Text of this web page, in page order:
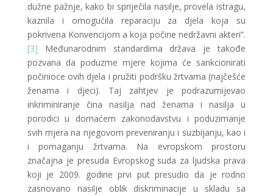
dužne pažnje, kako bi spriječila nasilje, provela istragu,
kaznila i omogućila reparaciju za djela koja su
pokrivena Konvencijom a koja počine nedržavni akteri”.
[3] Međunarodnim standardima država je takođe
pozvana da poduzme mjere kojima će sankcionirati
počinioce ovih djela i pružiti podršku žrtvama (najčešće
ženama i djeci). Taj zahtjev je podrazumijevao
inkriminiranje čina nasilja nad ženama i nasilja u
porodici u domaćem zakonodavstvu i poduzimanje
svih mjera na njegovom preveniranju i suzbijanju, kao i
i pomaganju žrtvama. Na evropskom prostoru
značajna je presuda Evropskog suda za ljudska prava
koji je 2009. godine prvi put presudio da je rodno
zasnovano nasilje oblik diskriminacije u skladu sa